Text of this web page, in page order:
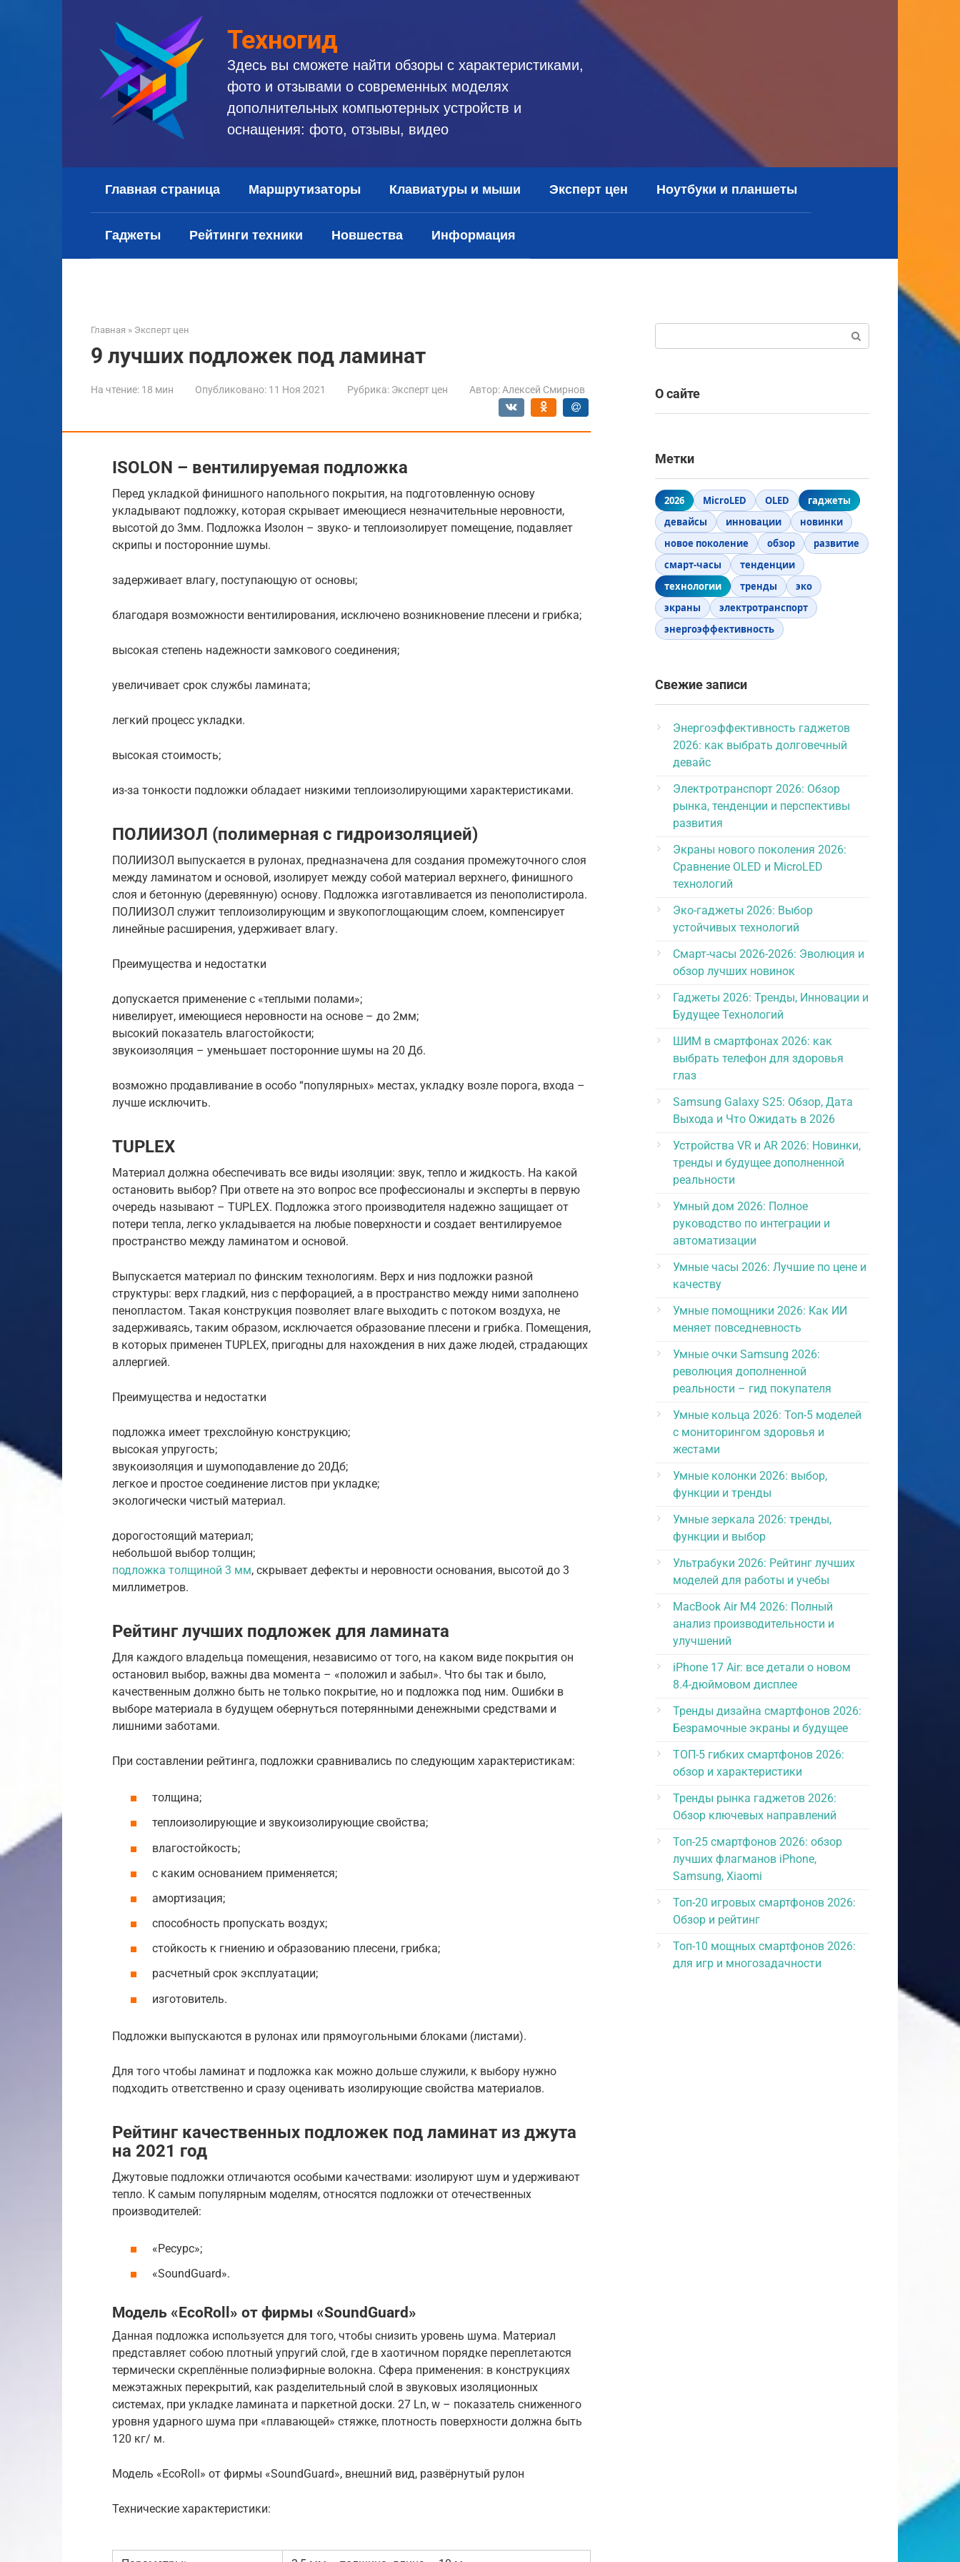
Техногид
Здесь вы сможете найти обзоры с характеристиками,
фото и отзывами о современных моделях
дополнительных компьютерных устройств и
оснащения: фото, отзывы, видео
Главная страница Маршрутизаторы Клавиатуры и мыши Эксперт цен Ноутбуки и планшеты
Гаджеты Рейтинги техники Новшества Информация
Главная » Эксперт цен
9 лучших подложек под ламинат
На чтение: 18 мин Опубликовано: 11 Ноя 2021 Рубрика: Эксперт цен Автор: Алексей Смирнов
ISOLON – вентилируемая подложка
Перед укладкой финишного напольного покрытия, на подготовленную основу
укладывают подложку, которая скрывает имеющиеся незначительные неровности,
высотой до 3мм. Подложка Изолон – звуко- и теплоизолирует помещение, подавляет
скрипы и посторонние шумы.
задерживает влагу, поступающую от основы;
благодаря возможности вентилирования, исключено возникновение плесени и грибка;
высокая степень надежности замкового соединения;
увеличивает срок службы ламината;
легкий процесс укладки.
высокая стоимость;
из-за тонкости подложки обладает низкими теплоизолирующими характеристиками.
ПОЛИИЗОЛ (полимерная с гидроизоляцией)
ПОЛИИЗОЛ выпускается в рулонах, предназначена для создания промежуточного слоя
между ламинатом и основой, изолирует между собой материал верхнего, финишного
слоя и бетонную (деревянную) основу. Подложка изготавливается из пенополистирола.
ПОЛИИЗОЛ служит теплоизолирующим и звукопоглощающим слоем, компенсирует
линейные расширения, удерживает влагу.
Преимущества и недостатки
допускается применение с «теплыми полами»;
нивелирует, имеющиеся неровности на основе – до 2мм;
высокий показатель влагостойкости;
звукоизоляция – уменьшает посторонние шумы на 20 Дб.
возможно продавливание в особо “популярных» местах, укладку возле порога, входа –
лучше исключить.
TUPLEX
Материал должна обеспечивать все виды изоляции: звук, тепло и жидкость. На какой
остановить выбор? При ответе на это вопрос все профессионалы и эксперты в первую
очередь называют – TUPLEX. Подложка этого производителя надежно защищает от
потери тепла, легко укладывается на любые поверхности и создает вентилируемое
пространство между ламинатом и основой.
Выпускается материал по финским технологиям. Верх и низ подложки разной
структуры: верх гладкий, низ с перфорацией, а в пространство между ними заполнено
пенопластом. Такая конструкция позволяет влаге выходить с потоком воздуха, не
задерживаясь, таким образом, исключается образование плесени и грибка. Помещения,
в которых применен TUPLEX, пригодны для нахождения в них даже людей, страдающих
аллергией.
Преимущества и недостатки
подложка имеет трехслойную конструкцию;
высокая упругость;
звукоизоляция и шумоподавление до 20Дб;
легкое и простое соединение листов при укладке;
экологически чистый материал.
дорогостоящий материал;
небольшой выбор толщин;
подложка толщиной 3 мм, скрывает дефекты и неровности основания, высотой до 3
миллиметров.
Рейтинг лучших подложек для ламината
Для каждого владельца помещения, независимо от того, на каком виде покрытия он
остановил выбор, важны два момента – «положил и забыл». Что бы так и было,
качественным должно быть не только покрытие, но и подложка под ним. Ошибки в
выборе материала в будущем обернуться потерянными денежными средствами и
лишними заботами.
При составлении рейтинга, подложки сравнивались по следующим характеристикам:
толщина;
теплоизолирующие и звукоизолирующие свойства;
влагостойкость;
с каким основанием применяется;
амортизация;
способность пропускать воздух;
стойкость к гниению и образованию плесени, грибка;
расчетный срок эксплуатации;
изготовитель.
Подложки выпускаются в рулонах или прямоугольными блоками (листами).
Для того чтобы ламинат и подложка как можно дольше служили, к выбору нужно
подходить ответственно и сразу оценивать изолирующие свойства материалов.
Рейтинг качественных подложек под ламинат из джута
на 2021 год
Джутовые подложки отличаются особыми качествами: изолируют шум и удерживают
тепло. К самым популярным моделям, относятся подложки от отечественных
производителей:
«Ресурс»;
«SoundGuard».
Модель «EcoRoll» от фирмы «SoundGuard»
Данная подложка используется для того, чтобы снизить уровень шума. Материал
представляет собою плотный упругий слой, где в хаотичном порядке переплетаются
термически скреплённые полиэфирные волокна. Сфера применения: в конструкциях
межэтажных перекрытий, как разделительный слой в звуковых изоляционных
системах, при укладке ламината и паркетной доски. 27 Ln, w – показатель сниженного
уровня ударного шума при «плавающей» стяжке, плотность поверхности должна быть
120 кг/ м.
Модель «EcoRoll» от фирмы «SoundGuard», внешний вид, развёрнутый рулон
Технические характеристики:
О сайте
Метки
2026 MicroLED OLED
гаджеты
девайсы
инновации
новинки
новое поколение
обзор
развитие
смарт-часы
тенденции
технологии
тренды
эко
экраны
электротранспорт
энергоэффективность
Свежие записи
Энергоэффективность гаджетов
2026: как выбрать долговечный
девайс
Электротранспорт 2026: Обзор
рынка, тенденции и перспективы
развития
Экраны нового поколения 2026:
Сравнение OLED и MicroLED
технологий
Эко-гаджеты 2026: Выбор
устойчивых технологий
Смарт-часы 2026-2026: Эволюция и
обзор лучших новинок
Гаджеты 2026: Тренды, Инновации и
Будущее Технологий
ШИМ в смартфонах 2026: как
выбрать телефон для здоровья
глаз
Samsung Galaxy S25: Обзор, Дата
Выхода и Что Ожидать в 2026
Устройства VR и AR 2026: Новинки,
тренды и будущее дополненной
реальности
Умный дом 2026: Полное
руководство по интеграции и
автоматизации
Умные часы 2026: Лучшие по цене и
качеству
Умные помощники 2026: Как ИИ
меняет повседневность
Умные очки Samsung 2026:
революция дополненной
реальности – гид покупателя
Умные кольца 2026: Топ-5 моделей
с мониторингом здоровья и
жестами
Умные колонки 2026: выбор,
функции и тренды
Умные зеркала 2026: тренды,
функции и выбор
Ультрабуки 2026: Рейтинг лучших
моделей для работы и учебы
MacBook Air M4 2026: Полный
анализ производительности и
улучшений
iPhone 17 Air: все детали о новом
8.4-дюймовом дисплее
Тренды дизайна смартфонов 2026:
Безрамочные экраны и будущее
ТОП-5 гибких смартфонов 2026:
обзор и характеристики
Тренды рынка гаджетов 2026:
Обзор ключевых направлений
Топ-25 смартфонов 2026: обзор
лучших флагманов iPhone,
Samsung, Xiaomi
Топ-20 игровых смартфонов 2026:
Обзор и рейтинг
Топ-10 мощных смартфонов 2026:
для игр и многозадачности